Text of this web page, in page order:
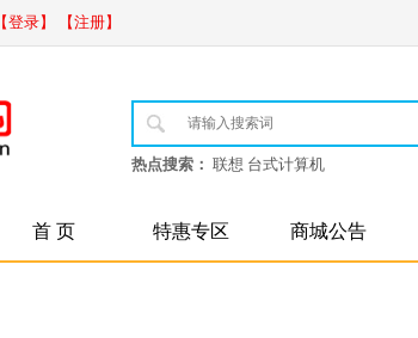
【登录】 【注册】
热点搜索： 联想 台式计算机
首 页 特惠专区 商城公告